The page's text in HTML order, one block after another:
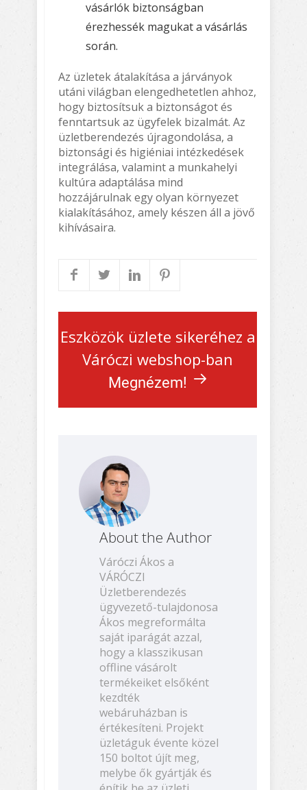
vásárlók biztonságban
érezhessék magukat a vásárlás
során.
Az üzletek átalakítása a járványok
utáni világban elengedhetetlen ahhoz,
hogy biztosítsuk a biztonságot és
fenntartsuk az ügyfelek bizalmát. Az
üzletberendezés újragondolása, a
biztonsági és higiéniai intézkedések
integrálása, valamint a munkahelyi
kultúra adaptálása mind
hozzájárulnak egy olyan környezet
kialakításához, amely készen áll a jövő
kihívásaira.
Eszközök üzlete sikeréhez a
Váróczi webshop-ban
Megnézem!
About the Author
Váróczi Ákos a
VÁRÓCZI
Üzletberendezés
ügyvezető-tulajdonosa
Ákos megreformálta
saját iparágát azzal,
hogy a klasszikusan
offline vásárolt
termékeiket elsőként
kezdték
webáruházban is
értékesíteni. Projekt
üzletáguk évente közel
150 boltot újít meg,
melybe ők gyártják és